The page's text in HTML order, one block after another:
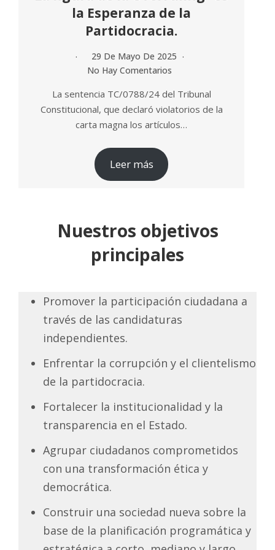
Dr. Alberto Fiallo-
Billini
Docente, abogado y autor de la acción
directa de inconstitucionalidad
PUENTE DE DOBLE
VÍA
Ver más
En Contexto
Artículo de Opinión